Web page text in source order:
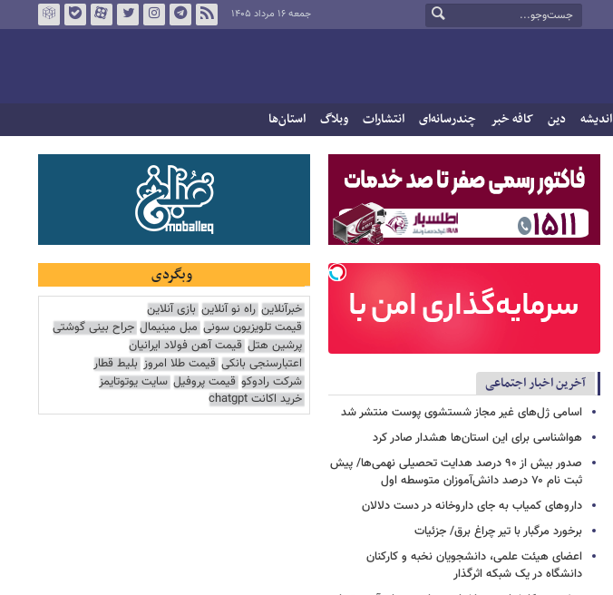
جمعه ۱۶ مرداد ۱۴۰۵
اندیشه دین کافه خبر چندرسانه‌ای انتشارات وبلاگ استان‌ها
آخرین اخبار اجتماعی
اسامی ژل‌های غیر مجاز شستشوی پوست منتشر شد
هواشناسی برای این استان‌ها هشدار صادر کرد
صدور بیش از ۹۰ درصد هدایت تحصیلی نهمی‌ها/ پیش
ثبت نام ۷۰ درصد دانش‌آموزان متوسطه اول
داروهای کمیاب به جای داروخانه در دست دلالان
برخورد مرگبار با تیر چراغ برق/ جزئیات
اعضای هیئت علمی، دانشجویان نخبه و کارکنان
دانشگاه در یک شبکه‌ اثرگذار
وبگردی
خبرآنلاین راه نو آنلاین بازی آنلاین
قیمت تلویزیون سونی مبل مینیمال جراح بینی گوشتی
پرشین هتل قیمت آهن فولاد ایرانیان
اعتبارسنجی بانکی قیمت طلا امروز بلیط قطار
شرکت رادوکو قیمت پروفیل سایت یوتوتایمز
خرید اکانت chatgpt